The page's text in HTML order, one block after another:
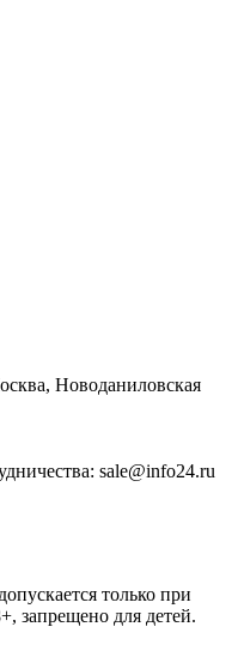
Новоданиловская
sale@info24.ru
только при
запрещено для детей.